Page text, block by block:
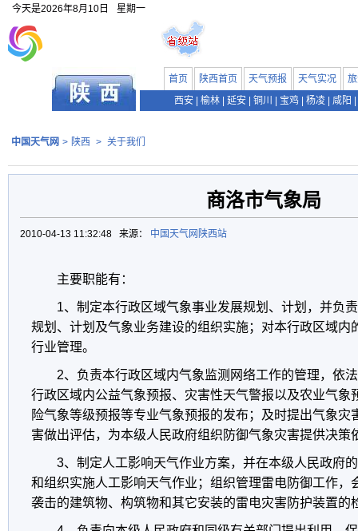
今天是2026年8月10日 星期一
首页 陕西首页 天气预报 天气实况
西安
榆林 延安 铜川 宝鸡 杨凌 咸阳
中国天气网 > 陕西 > 关于我们
商洛市气象局
2010-04-13 11:32:48 来源： 中国天气网陕西站
主要职能有：
1、制定本行政区域气象事业发展规划、计划，并负
规划、计划及气象业务建设的组织实施；对本行政区域内
行业管理。
2、负责本行政区域内气象监测网络工作的管理，依
行政区域内公益气象预报、灾害性天气警报以及农业气象
险气象等级预报等专业气象预报的发布；及时提出气象灾
害做出评估，为本级人民政府组织防御气象灾害提供决策
3、制定人工影响天气作业方案，并在本级人民政府
和组织实施人工影响天气作业；组织管理雷电防御工作，
袭击的建筑物、构筑物和其它安装的雷电灾害防护装置的